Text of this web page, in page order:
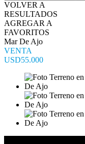
VOLVER A
RESULTADOS
AGREGAR A
FAVORITOS
Mar De Ajo
VENTA
USD55.000